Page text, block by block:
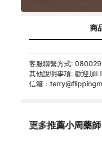
商
客服聯繫方式:
其他說明事項: 歡迎加
信箱：
更多推薦小周藥師
看更多